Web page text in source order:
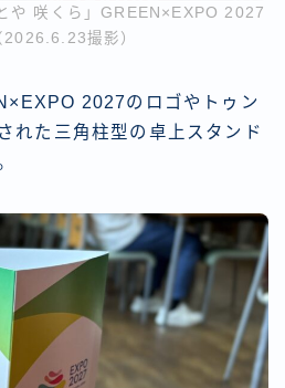
や 咲くら」GREEN×EXPO 2027
2026.6.23撮影）
2027のロゴやトゥン
れた三角柱型の卓上スタンド